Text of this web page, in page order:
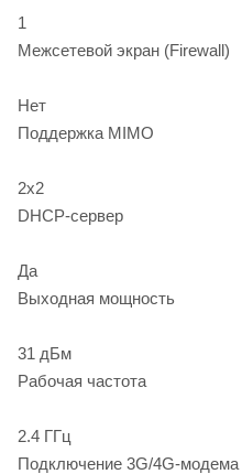
1
Межсетевой экран (Firewall)
Нет
Поддержка MIMO
2x2
DHCP-сервер
Да
Выходная мощность
31 дБм
Рабочая частота
2.4 ГГц
Подключение 3G/4G-модема